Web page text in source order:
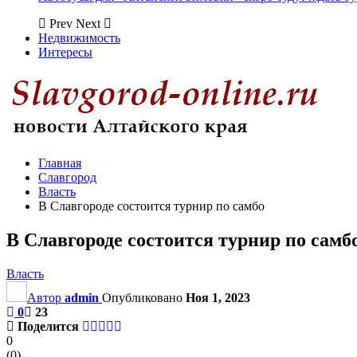
Prev Next
Недвижимость
Интересы
Главная
Славгород
Власть
В Славгороде состоится турнир по самбо
В Славгороде состоится турнир по
Власть
Автор admin Опубликовано Ноя 1, 2023
0
23
Поделится
0